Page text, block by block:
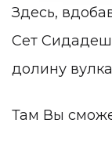
Здесь,
Сет
долину
Там Вы